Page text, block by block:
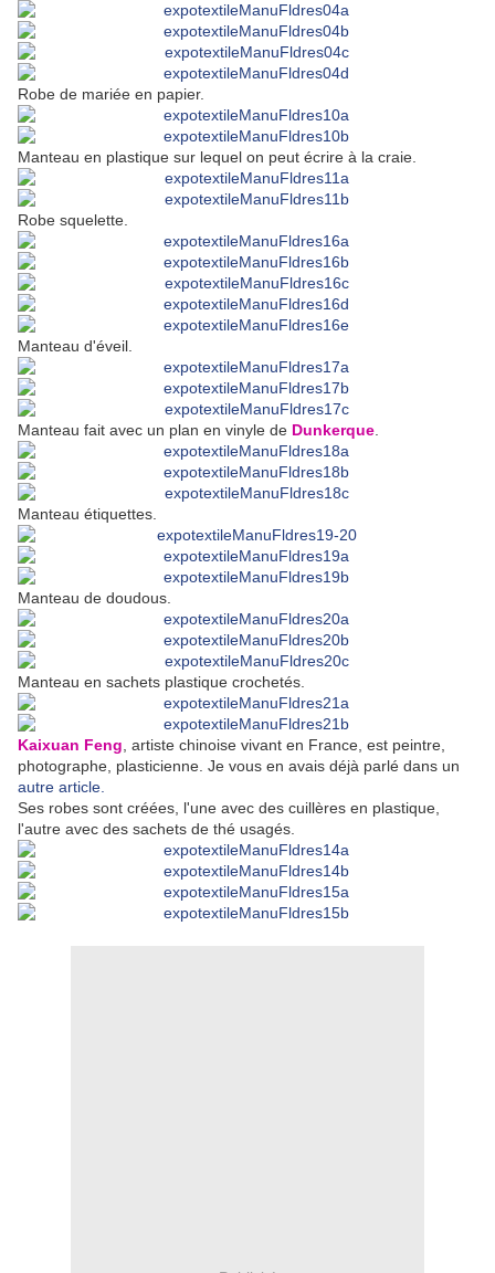
Robe de mariée en papier.
Manteau en plastique sur lequel on peut écrire à la craie.
Robe squelette.
Manteau d'éveil.
Manteau fait avec un plan en vinyle de Dunkerque
Manteau étiquettes.
Manteau de doudous.
Manteau en sachets plastique crochetés.
Kaixuan Feng , artiste chinoise vivant en France, est peintre,
photographe, plasticienne. Je vous en avais déjà parlé dans un
autre article.
Ses robes sont créées, l'une avec des cuillères en plastique,
l'autre avec des sachets de thé usagés.